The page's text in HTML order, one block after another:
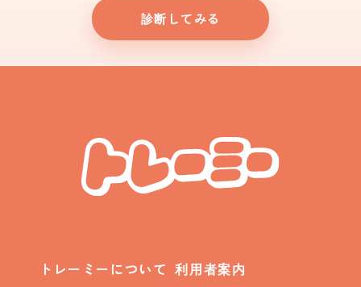
診断してみる
トレーミーについて 利用者案内